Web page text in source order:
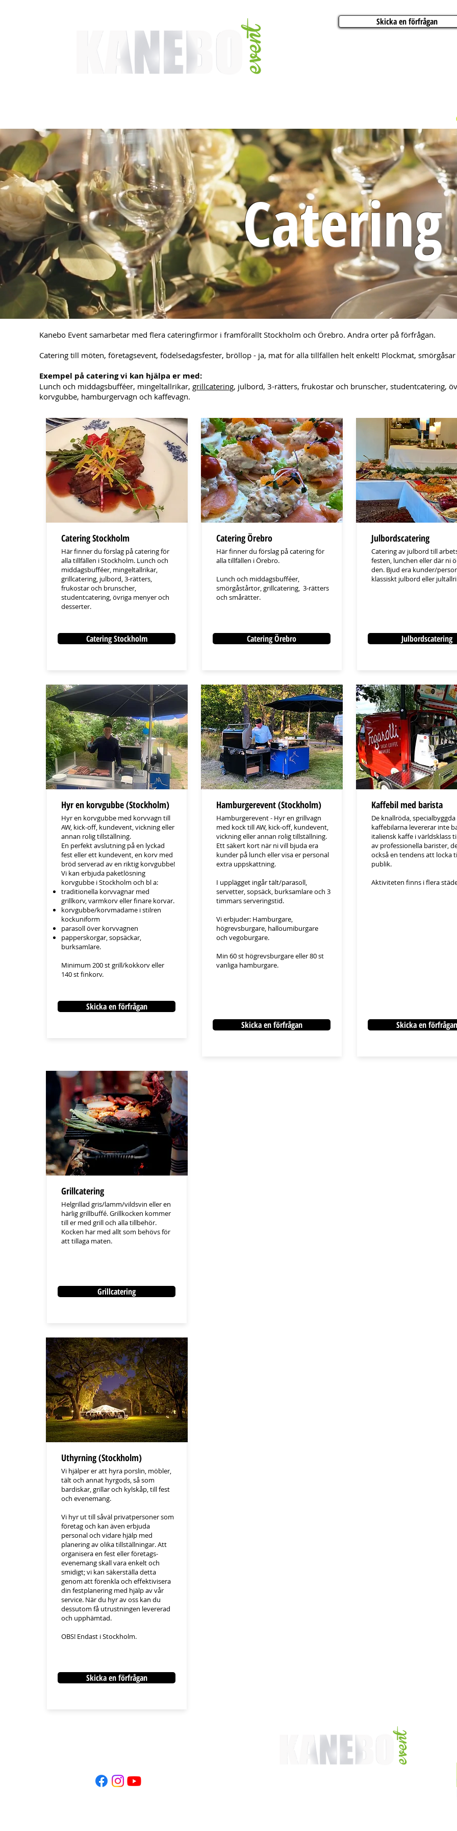
Skicka en förfrågan
Catering
Kanebo Event samarbetar med flera cateringfirmor i framförallt Stockholm och Örebro. Andra orter på förfrågan.
Catering till möten, företagsevent, födelsedagsfester, bröllop - ja, mat för alla tillfällen helt enkelt! Plockmat,
Exempel på catering vi kan hjälpa er med:
Lunch och middagsbufféer, mingeltallrikar, grillcatering, julbord, 3-rätters, frukostar och brunscher, studentcatering,
korvgubbe, hamburgervagn och kaffevagn.
Catering Stockholm
Här finner du förslag på catering för
alla tillfällen i Stockholm. Lunch och
middagsbufféer, mingeltallrikar,
grillcatering, julbord, 3-rätters,
frukostar och brunscher,
studentcatering, övriga menyer och
desserter.
Catering Stockholm
Hyr en korvgubbe (Stockholm)
Hyr en korvgubbe med korvvagn till
AW, kick-off, kundevent, vickning eller
annan rolig tillställning.
En perfekt avslutning på en lyckad
fest eller ett kundevent, en korv med
bröd serverad av en riktig korvgubbe!
Vi kan erbjuda paketlösning
korvgubbe i Stockholm och bl a:
traditionella korvvagnar med
grillkorv, varmkorv eller finare korvar.
korvgubbe/korvmadame i stilren
kockuniform
parasoll över korvvagnen
papperskorgar, sopsäckar,
burksamlare.
Minimum 200 st grill/kokkorv eller
140 st finkorv.
Skicka en förfrågan
Catering Örebro
​Här finner du förslag på catering för
alla tillfällen i Örebro.
Lunch och middagsbufféer,
smörgåstårtor, grillcatering, 3-rätters
och smårätter.
Catering Örebro
Hamburgerevent (Stockholm)
Hamburgerevent - Hyr en grillvagn
med kock till AW, kick-off, kundevent,
vickning eller annan rolig tillställning.
Ett säkert kort när ni vill bjuda era
kunder på lunch eller visa er personal
extra uppskattning.
I upplägget ingår tält/parasoll,
servetter, sopsäck, burksamlare och 3
timmars serveringstid.
Vi erbjuder: Hamburgare,
högrevsburgare, halloumiburgare
och vegoburgare.
Min 60 st högrevsburgare eller 80​st
vanliga hamburgare.​
Skicka en förfrågan
Julbordscatering
Catering av julbord till
festen, lunchen eller där ni
den. Bjud era kunder/
klassiskt julbord eller
Julbordscatering
Kaffebil med barista
De knallröda,
kaffebilarna levererar inte
italiensk kaffe i världsklass
av professionella barister,
också en tendens att locka
publik.
​Aktiviteten finns i flera
Skicka en förfrågan
Grillcatering
Helgrillad gris/lamm/vildsvin eller en
härlig grillbuffé. Grillkocken kommer
till er med grill och alla tillbehör.
Kocken har med allt som behövs för
att tillaga maten.
Grillcatering
Uthyrning (Stockholm)
Vi hjälper er att hyra porslin, möbler,
tält och annat hyrgods, så som
bardiskar, grillar och kylskåp, till fest
och evenemang.
Vi hyr ut till såväl privatpersoner som
företag och kan även erbjuda
personal och vidare hjälp med
planering av olika tillställningar. Att
organisera en fest eller företags-
evenemang skall vara enkelt och
smidigt; vi kan säkerställa detta
genom att förenkla och effektivisera
din festplanering med hjälp av vår
service. När du hyr av oss kan du
dessutom få utrustningen levererad
och upphämtad.
OBS! Endast i Stockholm.​​
Skicka en förfrågan